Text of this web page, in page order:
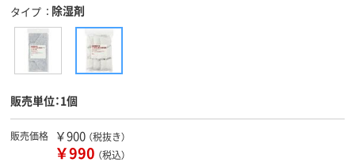
タイプ 除湿剤
販売単位：1個
販売価格 ￥900 （税抜き）
￥990 （税込）